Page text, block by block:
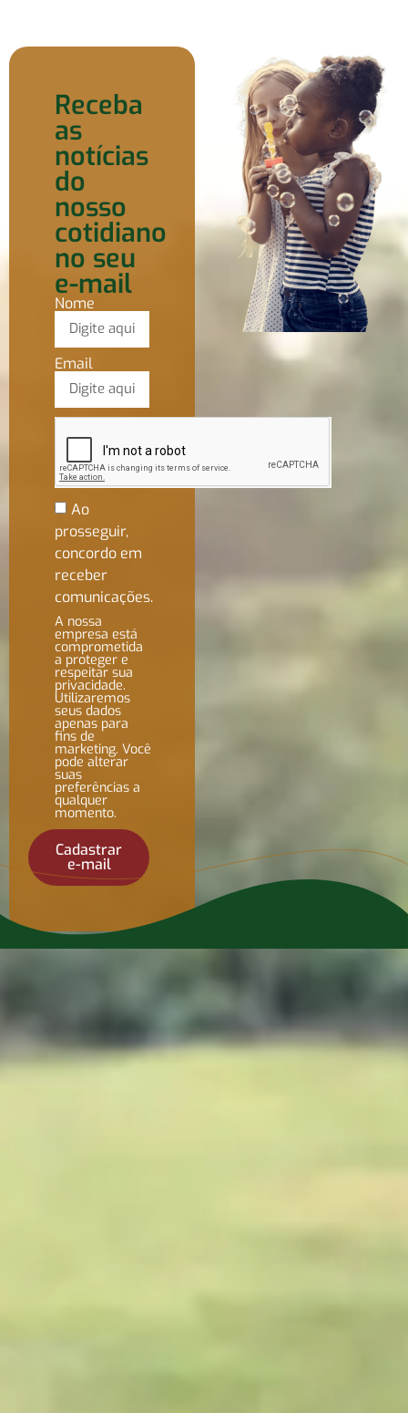
Receba
as
notícias
do
nosso
cotidiano
no seu
e-mail
Nome
Email
Ao
prosseguir,
concordo em
receber
comunicações.
A nossa
empresa está
comprometida
a proteger e
respeitar sua
privacidade.
Utilizaremos
seus dados
apenas para
fins de
marketing. Você
pode alterar
suas
preferências a
qualquer
momento.
Cadastrar
e-mail